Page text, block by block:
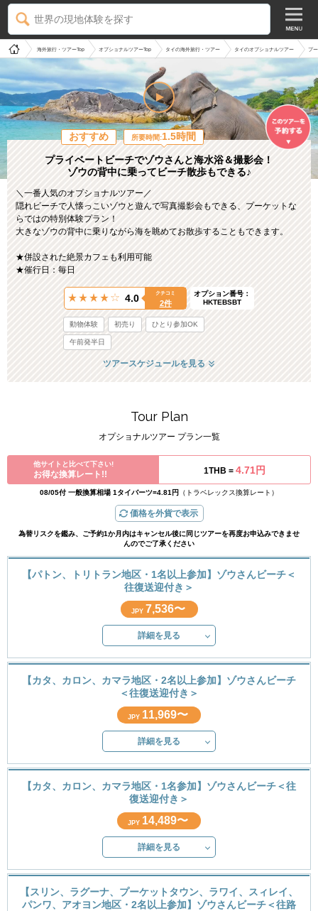
世界の現地体験を探す
海外旅行・ツアーTop オプショナルツアーTop タイの海外旅行・ツアー タイのオプショナルツアー プ
プライベートビーチでゾウさんと海水浴＆撮影会！
ゾウの背中に乗ってビーチ散歩もできる♪
＼一番人気のオプショナルツアー／
隠れビーチで人懐っこいゾウと遊んで写真撮影会もできる、プーケットな
らではの特別体験プラン！
大きなゾウの背中に乗りながら海を眺めてお散歩することもできます。
★併設された絶景カフェも利用可能
★催行日：毎日
4.0 クチコミ
2件
オプション番号：
HKTEBSBT
動物体験 初売り ひとり参加OK
午前発半日
おすすめ 所要時間:1.5時間
ツアースケジュールを見る
Tour Plan
オプショナルツアー プラン一覧
他サイトと比べて下さい!
お得な換算レート!! 1THB = 4.71円
08/05付 一般換算相場 1タイバーツ=4.81円 （トラベレックス換算レート）
価格を外貨で表示
為替リスクを鑑み、ご予約1か月内はキャンセル後に同じツアーを再度お申込みできませ
んのでご了承ください
【パトン、トリトラン地区・1名以上参加】ゾウさんビーチ＜
往復送迎付き＞
JPY 7,536〜
詳細を見る
【カタ、カロン、カマラ地区・2名以上参加】ゾウさんビーチ
＜往復送迎付き＞
JPY 11,969〜
詳細を見る
【カタ、カロン、カマラ地区・1名参加】ゾウさんビーチ＜往
復送迎付き＞
JPY 14,489〜
詳細を見る
【スリン、ラグーナ、プーケットタウン、ラワイ、スィレイ、
パンワ、アオヨン地区・2名以上参加】ゾウさんビーチ＜往路